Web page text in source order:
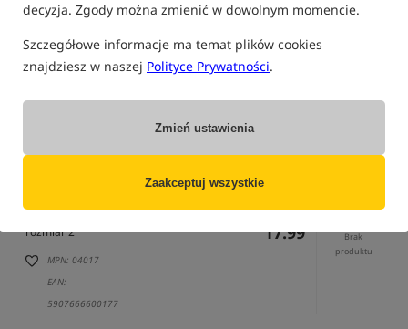
decyzja. Zgody można zmienić w dowolnym momencie.
Szczegółowe informacje ma temat plików cookies
znajdziesz w naszej Polityce Prywatności.
Zmień ustawienia
Zaakceptuj wszystkie
rozmiar 2
MPN: 04017
EAN:
5907666600177
17.99
Brak
produktu